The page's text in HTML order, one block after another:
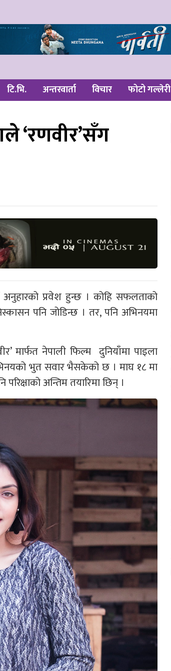
टि.भि. अन्तरवार्ता विचार फोटो गल्लेरी
‘रणवीर’सँग
अनुहारको प्रवेश हुन्छ । कोहि सफलताको
पनि जोडिन्छ । तर, पनि अभिनयमा
मार्फत नेपाली फिल्म दुनियाँमा पाइला
भुत सवार भैसकेको छ । माघ १८ मा
अन्तिम तयारिमा छिन् ।